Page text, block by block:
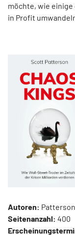
möchte, wie
in Profit
Autoren:
Seitenanzahl: 400